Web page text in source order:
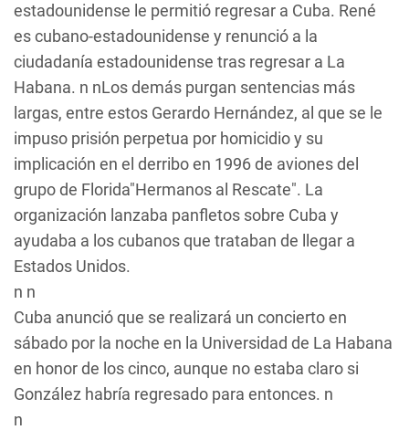
estadounidense le permitió regresar a Cuba. René
es cubano-estadounidense y renunció a la
ciudadanía estadounidense tras regresar a La
Habana. n nLos demás purgan sentencias más
largas, entre estos Gerardo Hernández, al que se le
impuso prisión perpetua por homicidio y su
implicación en el derribo en 1996 de aviones del
grupo de Florida"Hermanos al Rescate". La
organización lanzaba panfletos sobre Cuba y
ayudaba a los cubanos que trataban de llegar a
Estados Unidos.
n n
Cuba anunció que se realizará un concierto en
sábado por la noche en la Universidad de La Habana
en honor de los cinco, aunque no estaba claro si
González habría regresado para entonces. n
n